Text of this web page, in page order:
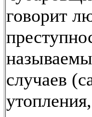
говорит
случаев